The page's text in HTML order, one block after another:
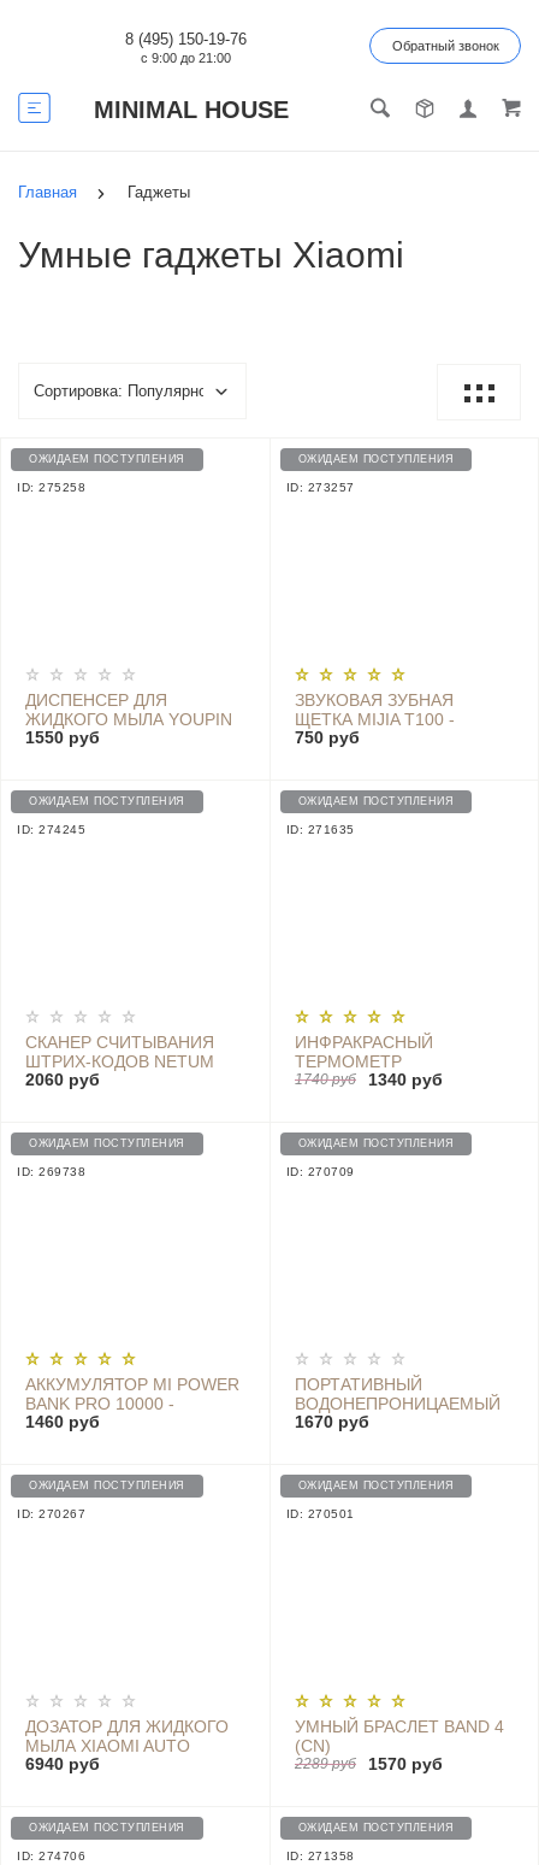
MINIMAL HOUSE
8 (495) 150-19-76
с 9:00 до 21:00
Обратный звонок
Главная Гаджеты
Умные гаджеты Xiaomi
ОЖИДАЕМ ПОСТУПЛЕНИЯ
ID: 275258
ДИСПЕНСЕР ДЛЯ
ЖИДКОГО МЫЛА YOUPIN
С СЕНСОРНЫМ
PINK
1550 руб
ОЖИДАЕМ ПОСТУПЛЕНИЯ
ID: 273257
ЗВУКОВАЯ ЗУБНАЯ
ЩЕТКА MIJIA T100 -
MES603 BLUE
750 руб
ОЖИДАЕМ ПОСТУПЛЕНИЯ
ID: 274245
СКАНЕР СЧИТЫВАНИЯ
ШТРИХ-КОДОВ NETUM
2D/QR, ПРОВОДНОЙ - NT-
2060 руб
ОЖИДАЕМ ПОСТУПЛЕНИЯ
ID: 271635
ИНФРАКРАСНЫЙ
ТЕРМОМЕТР
БЕСКОНТАКТНЫЙ HOCO
1740 руб 1340 руб
ОЖИДАЕМ ПОСТУПЛЕНИЯ
ID: 269738
АККУМУЛЯТОР MI POWER
BANK PRO 10000 -
PLM03ZM GREY
1460 руб
ОЖИДАЕМ ПОСТУПЛЕНИЯ
ID: 270709
ПОРТАТИВНЫЙ
ВОДОНЕПРОНИЦАЕМЫЙ
ФОНАРИК ZMI
(LPB02)
1670 руб
ОЖИДАЕМ ПОСТУПЛЕНИЯ
ID: 270267
ДОЗАТОР ДЛЯ ЖИДКОГО
МЫЛА XIAOMI AUTO
FOAMING HAND WASH
6940 руб
ОЖИДАЕМ ПОСТУПЛЕНИЯ
ID: 270501
УМНЫЙ БРАСЛЕТ BAND 4
(CN)
2289 руб 1570 руб
ОЖИДАЕМ ПОСТУПЛЕНИЯ
ID: 274706
ОЖИДАЕМ ПОСТУПЛЕНИЯ
ID: 271358